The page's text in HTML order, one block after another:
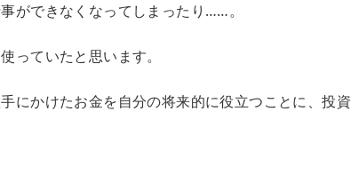
ができなくなってしまったり……。
っていたと思います。
にかけたお金を自分の将来的に役立つことに、投資